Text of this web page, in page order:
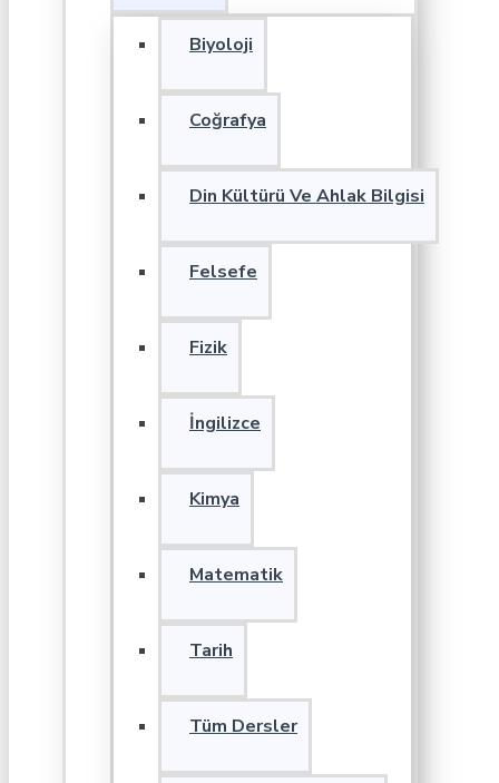
Biyoloji
Coğrafya
Din Kültürü Ve Ahlak Bilgisi
Felsefe
Fizik
İngilizce
Kimya
Matematik
Tarih
Tüm Dersler